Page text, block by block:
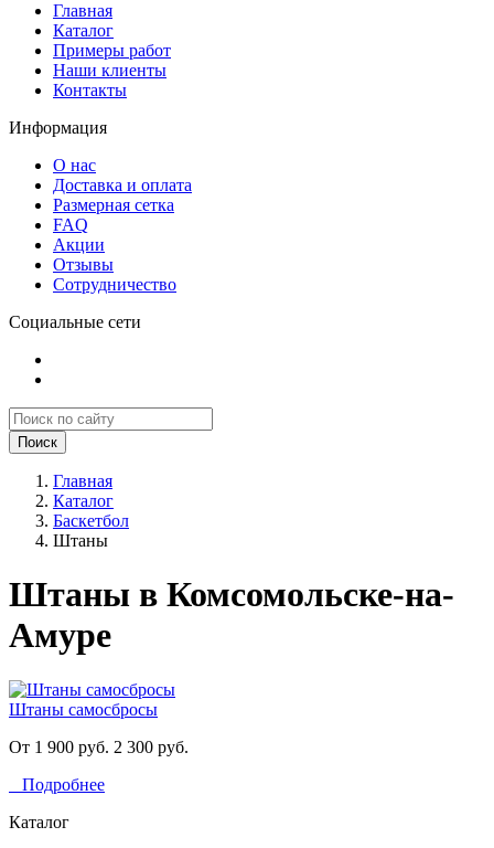
Главная
Каталог
Примеры работ
Наши клиенты
Контакты
Информация
О нас
Доставка и оплата
Размерная сетка
FAQ
Акции
Отзывы
Сотрудничество
Социальные сети
Поиск
Главная
Каталог
Баскетбол
Штаны
Штаны в Комсомольске-на-
Амуре
Штаны самосбросы
От 1 900 руб. 2 300 руб.
Подробнее
Каталог